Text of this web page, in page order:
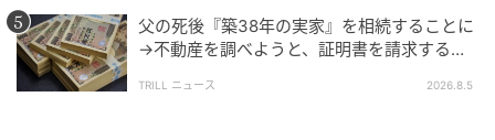
を行い、スタッフの説明負担を増やさずに接客の入口
を整えます。
海外からのゲストを迎えるレストランやワインバーで
父の死後『築38年の実家』を相続することに
→不動産を調べようと、証明書を請求する
TRILL ニュース 2026.8.5